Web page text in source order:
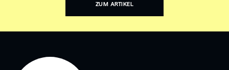
ZUM ARTIKEL